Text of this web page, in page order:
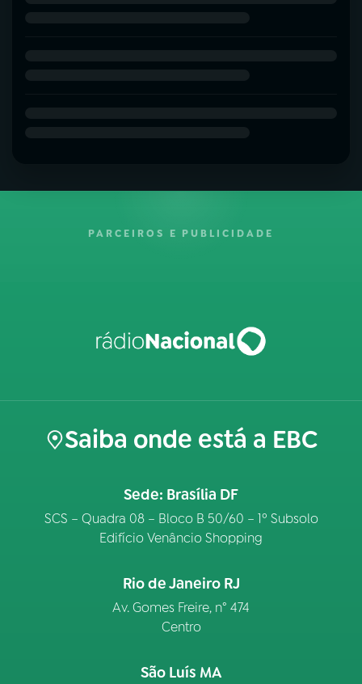
PARCEIROS E PUBLICIDADE
Saiba onde está a EBC
Sede: Brasília DF
SCS – Quadra 08 – Bloco B 50/60 – 1º Subsolo
Edifício Venâncio Shopping
Rio de Janeiro RJ
Av. Gomes Freire, n° 474
Centro
São Luís MA